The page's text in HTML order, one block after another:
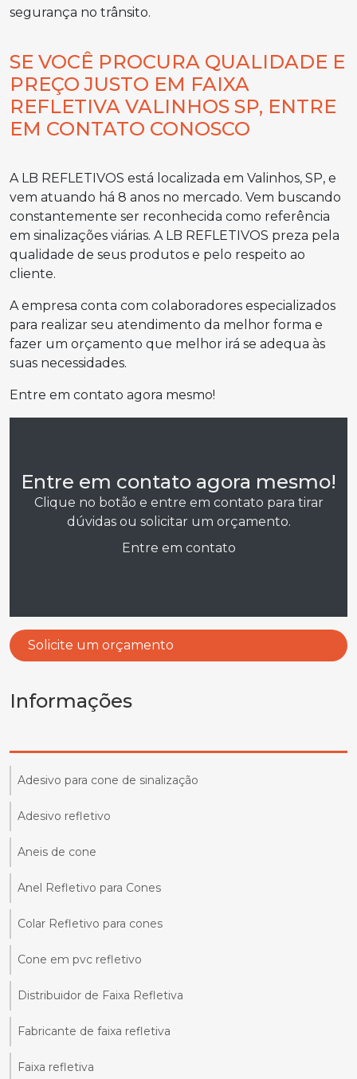
segurança no trânsito.
SE VOCÊ PROCURA QUALIDADE E
PREÇO JUSTO EM FAIXA
REFLETIVA VALINHOS SP, ENTRE
EM CONTATO CONOSCO
A LB REFLETIVOS está localizada em Valinhos, SP, e
vem atuando há 8 anos no mercado. Vem buscando
constantemente ser reconhecida como referência
em sinalizações viárias. A LB REFLETIVOS preza pela
qualidade de seus produtos e pelo respeito ao
cliente.
A empresa conta com colaboradores especializados
para realizar seu atendimento da melhor forma e
fazer um orçamento que melhor irá se adequa às
suas necessidades.
Entre em contato agora mesmo!
Entre em contato agora mesmo!
Clique no botão e entre em contato para tirar
dúvidas ou solicitar um orçamento.
Entre em contato
Solicite um orçamento
Informações
Adesivo para cone de sinalização
Adesivo refletivo
Aneis de cone
Anel Refletivo para Cones
Colar Refletivo para cones
Cone em pvc refletivo
Distribuidor de Faixa Refletiva
Fabricante de faixa refletiva
Faixa refletiva